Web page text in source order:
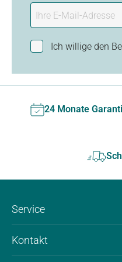
Ich willige den
24 Monate
Service
Kontakt